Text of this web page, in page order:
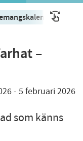
–
- 5 februari 2026
som känns